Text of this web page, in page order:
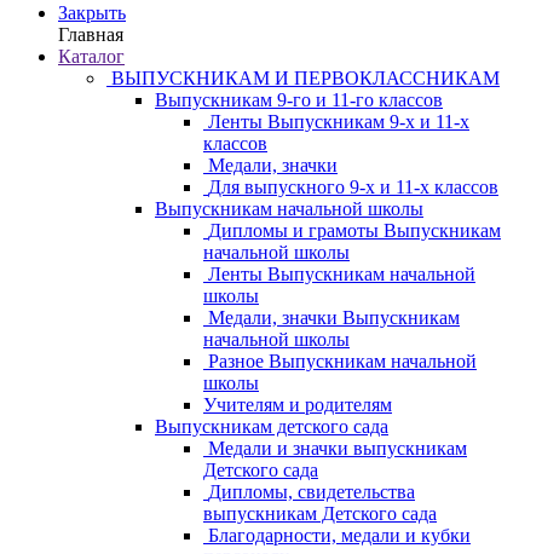
Закрыть
Главная
Каталог
ВЫПУСКНИКАМ И ПЕРВОКЛАССНИКАМ
Выпускникам 9-го и 11-го классов
Ленты Выпускникам 9-х и 11-х
классов
Медали, значки
Для выпускного 9-х и 11-х классов
Выпускникам начальной школы
Дипломы и грамоты Выпускникам
начальной школы
Ленты Выпускникам начальной
школы
Медали, значки Выпускникам
начальной школы
Разное Выпускникам начальной
школы
Учителям и родителям
Выпускникам детского сада
Медали и значки выпускникам
Детского сада
Дипломы, свидетельства
выпускникам Детского сада
Благодарности, медали и кубки